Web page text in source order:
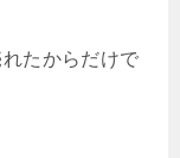
たからだけで